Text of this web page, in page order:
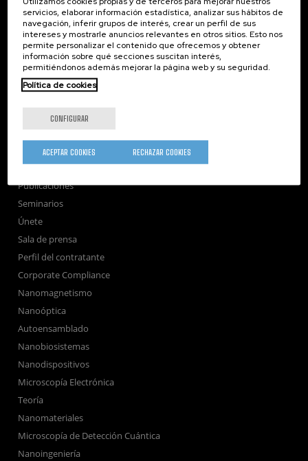
Subscribe to our Newsletter
nanoGUNE
Investigación
Transferencia
Formación
Sociedad
nanoPeople
Servicios externos
Publicaciones
Seminarios
Únete
Sala de prensa
Perfil del contratante
Corporate Compliance
Nanomagnetismo
Nanoóptica
Autoensamblado
Nanobiosistemas
Nanodispositivos
Microscopía Electrónica
Teoría
Nanomateriales
Microscopía de Detección Cuántica
Nanoingeniería
servicios, elaborar información estadística, analizar sus hábitos de
navegación, inferir grupos de interés, crear un perfil de sus
intereses y mostrarle anuncios relevantes en otros sitios. Esto nos
permite personalizar el contenido que ofrecemos y obtener
información sobre qué secciones suscitan interés,
permitiéndonos además mejorar la página web y su seguridad.
Política de cookies
CONFIGURAR
RECHAZAR COOKIES
ACEPTAR COOKIES